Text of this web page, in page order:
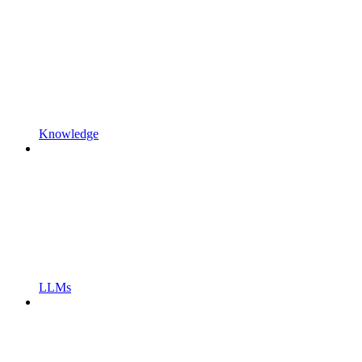
Knowledge
LLMs